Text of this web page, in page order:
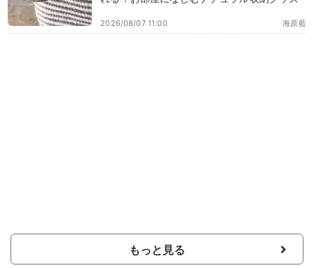
海原藍
2026/08/07 11:00
もっと見る